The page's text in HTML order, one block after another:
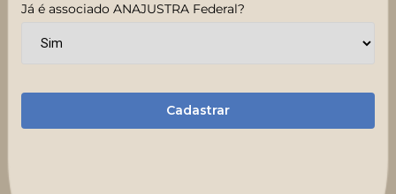
Já é associado ANAJUSTRA Federal?
Cadastrar